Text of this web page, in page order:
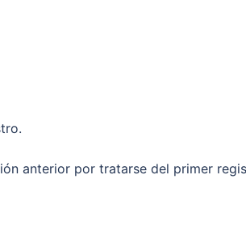
anterior por tratarse del primer